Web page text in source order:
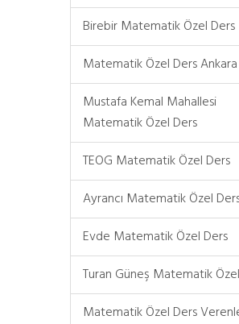
Birebir Matematik Özel Ders
Matematik Özel Ders Ankara
Mustafa Kemal Mahallesi
Matematik Özel Ders
TEOG Matematik Özel Ders
Ayrancı Matematik Özel
Evde Matematik Özel Ders
Turan Güneş Matematik
Matematik Özel Ders